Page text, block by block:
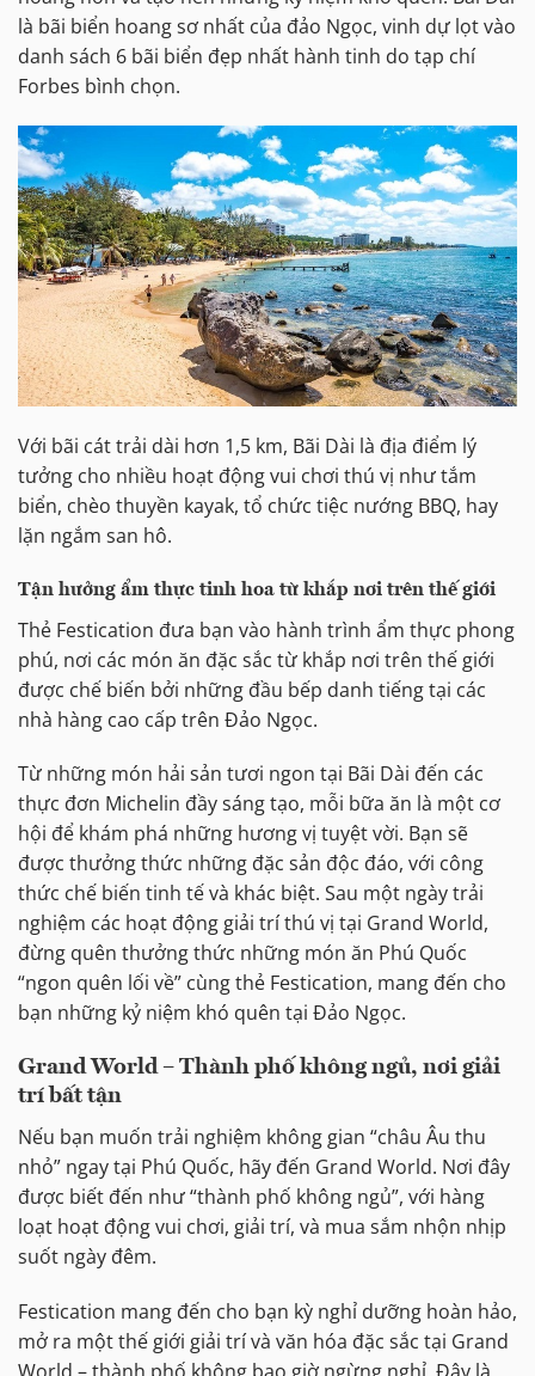
là bãi biển hoang sơ nhất của đảo Ngọc, vinh dự lọt vào
danh sách 6 bãi biển đẹp nhất hành tinh do tạp chí
Forbes bình chọn.
Với bãi cát trải dài hơn 1,5 km, Bãi Dài là địa điểm lý
tưởng cho nhiều hoạt động vui chơi thú vị như tắm
biển, chèo thuyền kayak, tổ chức tiệc nướng BBQ, hay
lặn ngắm san hô.
Tận hưởng ẩm thực tinh hoa từ khắp nơi trên thế giới
Thẻ Festication đưa bạn vào hành trình ẩm thực phong
phú, nơi các món ăn đặc sắc từ khắp nơi trên thế giới
được chế biến bởi những đầu bếp danh tiếng tại các
nhà hàng cao cấp trên Đảo Ngọc.
Từ những món hải sản tươi ngon tại Bãi Dài đến các
thực đơn Michelin đầy sáng tạo, mỗi bữa ăn là một cơ
hội để khám phá những hương vị tuyệt vời. Bạn sẽ
được thưởng thức những đặc sản độc đáo, với công
thức chế biến tinh tế và khác biệt. Sau một ngày trải
nghiệm các hoạt động giải trí thú vị tại Grand World,
đừng quên thưởng thức những món ăn Phú Quốc
“ngon quên lối về” cùng thẻ Festication, mang đến cho
bạn những kỷ niệm khó quên tại Đảo Ngọc.
Grand World – Thành phố không ngủ, nơi giải
trí bất tận
Nếu bạn muốn trải nghiệm không gian “châu Âu thu
nhỏ” ngay tại Phú Quốc, hãy đến Grand World. Nơi đây
được biết đến như “thành phố không ngủ”, với hàng
loạt hoạt động vui chơi, giải trí, và mua sắm nhộn nhịp
suốt ngày đêm.
Festication mang đến cho bạn kỳ nghỉ dưỡng hoàn hảo,
mở ra một thế giới giải trí và văn hóa đặc sắc tại Grand